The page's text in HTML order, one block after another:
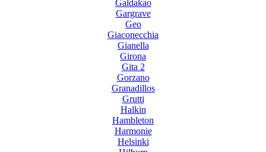
Galdakao
Gargrave
Geo
Giaconecchia
Gianella
Girona
Gita 2
Gorzano
Granadillos
Grutti
Halkin
Hambleton
Harmonie
Helsinki